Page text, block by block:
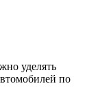
уделять
по